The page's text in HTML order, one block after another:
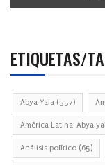
ETIQUETAS/
Abya Yala (557)
América Latina-Abya
Análisis político (65)